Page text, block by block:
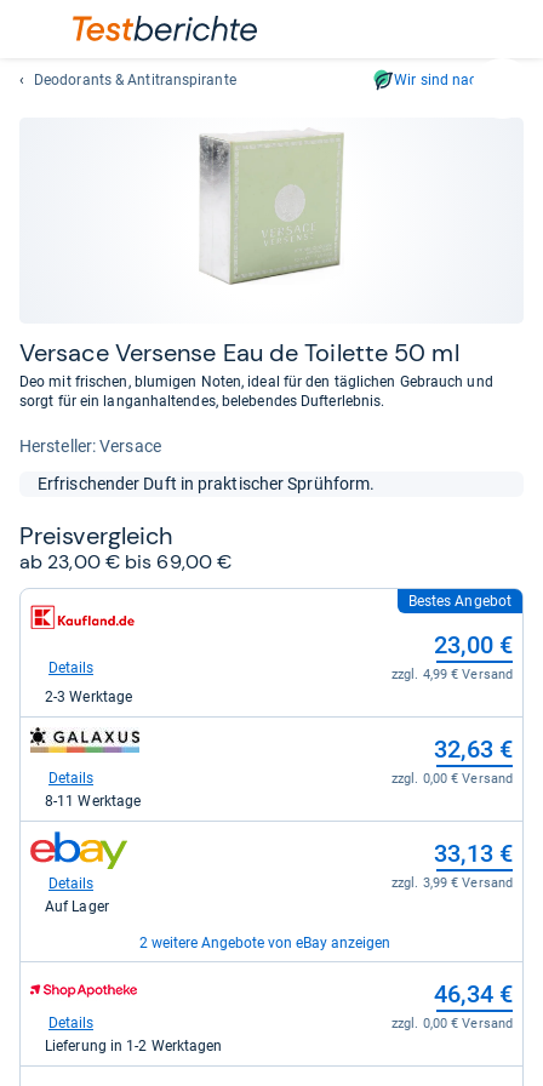
und
Deodorants & Antitranspirante Wir sind nachhaltig
Ver­sace Ver­sense Eau de Toi­lette 50 ml
Deo mit frischen, blumigen Noten, ideal für den täglichen Gebrauch und
sorgt für ein langanhaltendes, belebendes Dufterlebnis.
Her­stel­ler: Versace
Erfrischender Duft in praktischer Sprühform.
Preis­ver­gleich
ab 23,00 € bis 69,00 €
zum
Shop:
Kaufland
23,00
kaufen.
Bestes Angebot
23,00 €
zzgl. 4,99 € Versand
Details
2-3 Werktage
zum
Shop:
galaxus
32,63
kaufen.
32,63 €
zzgl. 0,00 € Versand
Details
8-11 Werktage
zum
Shop:
eBay
33,13 €
zzgl. 3,99 € Versand
Details
Auf Lager
2 weitere Angebote von eBay anzeigen
Shop:
eBay
42,15 €
zzgl. 10,49 € Versand
Details
Auf Lager
Shop:
Shop
46,34 €
zzgl. 0,00 € Versand
Details
Lieferung in 1-2 Werktagen